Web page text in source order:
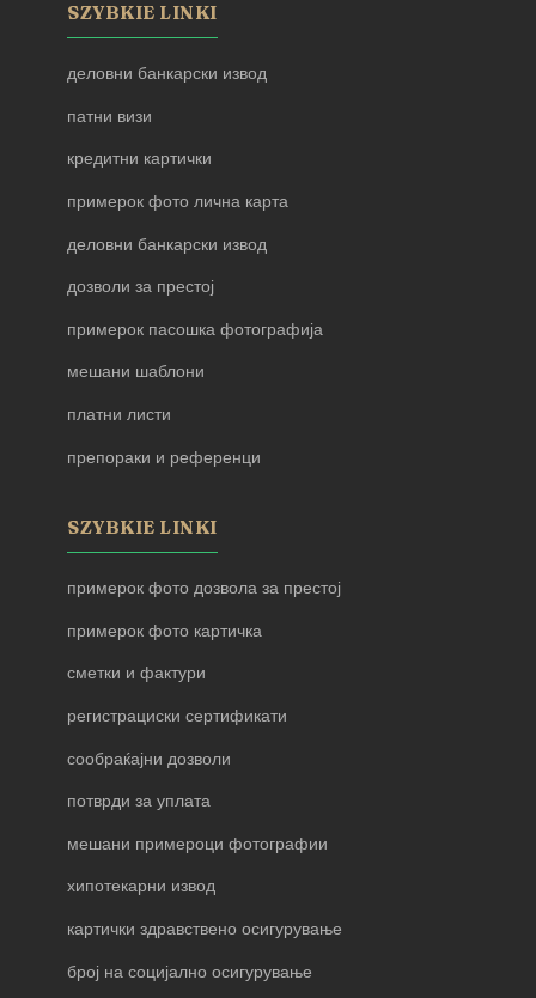
SZYBKIE LINKI
деловни банкарски извод
патни визи
кредитни картички
примерок фото лична карта
деловни банкарски извод
дозволи за престој
примерок пасошка фотографија
мешани шаблони
платни листи
препораки и референци
SZYBKIE LINKI
примерок фото дозвола за престој
примерок фото картичка
сметки и фактури
регистрациски сертификати
сообраќајни дозволи
потврди за уплата
мешани примероци фотографии
хипотекарни извод
картички здравствено осигурување
број на социјално осигурување